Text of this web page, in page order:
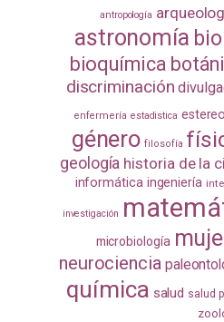
antropología
astronomía
bioquímica
discriminación
enfermería estadistica
género filosofía
geología historia de la
informática ingeniería
investigación
microbiología
neurociencia
química salud salud